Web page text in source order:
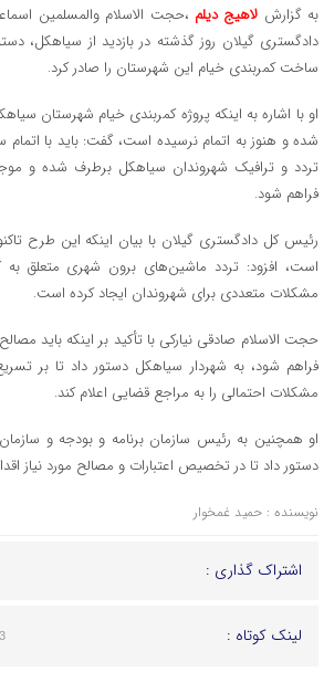
به گزارش لاهیج دیلم ،حجت الاسلام والمسلمین
دادگستری گیلان روز گذشته در بازدید از سیاهکل،
ساخت کمربندی خیام این شهرستان را صادر کرد.
شده و هنوز به اتمام نرسیده است، گفت: باید با
تردد و ترافیک شهروندان سیاهکل برطرف شده و
فراهم شود.
است، افزود: تردد ماشین‌های برون شهری متعلق به
مشکلات متعددی برای شهروندان ایجاد کرده است.
حجت الاسلام صادقی نیارکی با تأکید بر اینکه باید مصالح
فراهم شود، به شهردار سیاهکل دستور داد تا بر
مشکلات احتمالی را به مراجع قضایی اعلام کند.
او همچنین به رئیس سازمان برنامه و بودجه و
دستور داد تا در تخصیص اعتبارات و مصالح مورد نیاز
نویسنده : حمید غمخوار
اشتراک گذاری :
لینک کوتاه :